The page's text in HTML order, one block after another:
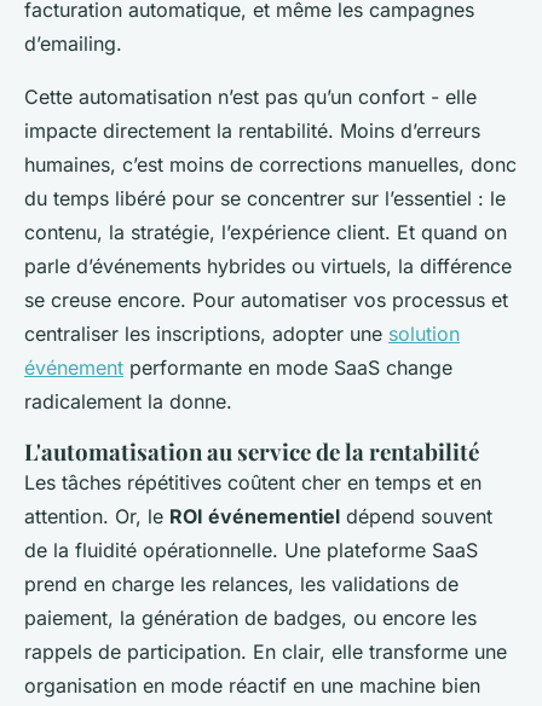
facturation automatique, et même les campagnes
d’emailing.
Cette automatisation n’est pas qu’un confort - elle
impacte directement la rentabilité. Moins d’erreurs
humaines, c’est moins de corrections manuelles, donc
du temps libéré pour se concentrer sur l’essentiel : le
contenu, la stratégie, l’expérience client. Et quand on
parle d’événements hybrides ou virtuels, la différence
se creuse encore. Pour automatiser vos processus et
centraliser les inscriptions, adopter une solution
événement performante en mode SaaS change
radicalement la donne.
L'automatisation au service de la rentabilité
Les tâches répétitives coûtent cher en temps et en
attention. Or, le ROI événementiel dépend souvent
de la fluidité opérationnelle. Une plateforme SaaS
prend en charge les relances, les validations de
paiement, la génération de badges, ou encore les
rappels de participation. En clair, elle transforme une
organisation en mode réactif en une machine bien